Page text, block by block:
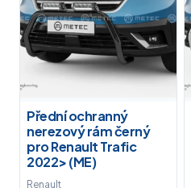
Přední ochranný
nerezový rám černý
pro Renault Trafic
2022> (ME)
Renault